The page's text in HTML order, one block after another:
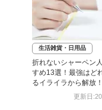
生活雑貨・日用品
折れないシャーペン
すめ13選！最強はど
るイライラから解放！
更新日